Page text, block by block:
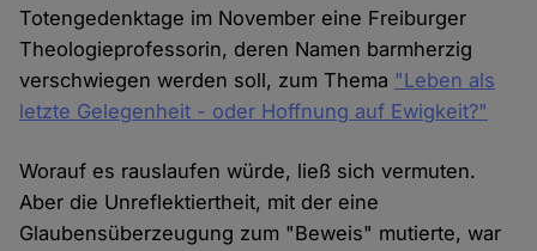
Totengedenktage im November eine Freiburger
Theologieprofessorin, deren Namen barmherzig
verschwiegen werden soll, zum Thema "Leben als
letzte Gelegenheit - oder Hoffnung auf Ewigkeit?"
Worauf es rauslaufen würde, ließ sich vermuten.
Aber die Unreflektiertheit, mit der eine
Glaubensüberzeugung zum "Beweis" mutierte, war